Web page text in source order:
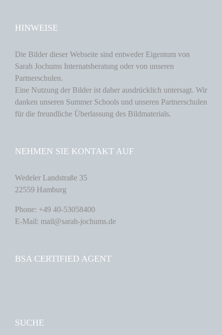
HINWEISE
Die Bilder dieser Webseite sind entweder Eigentum von
Sarah Jochums Internatsberatung oder von unseren
Partnerschulen.
Eine Nutzung der Bilder ist daher ausdrücklich untersagt. Wir
danken unseren Summer Schools und unseren Partnerschulen
für die freundliche Überlassung des Bildmaterials.
NEHMEN SIE KONTAKT AUF
Wedeler Landstraße 35
22559 Hamburg
Phone: +49 40-53058400
E-Mail: mail@sarah-jochums.de
BSA CERTIFIED AGENT
SUCHE